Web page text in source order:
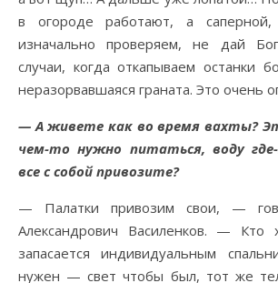
в огороде работают, а саперной,
изначально проверяем, не дай
случаи, когда откапываем останки
неразорвавшаяся граната. Это очень
— А живете как во время вахты?
чем-то нужно питаться, воду
все с собой привозите?
— Палатки привозим свои, —
Александрович Василенков. — Кто
запасается индивидуальным
нужен — свет чтобы был, тот же